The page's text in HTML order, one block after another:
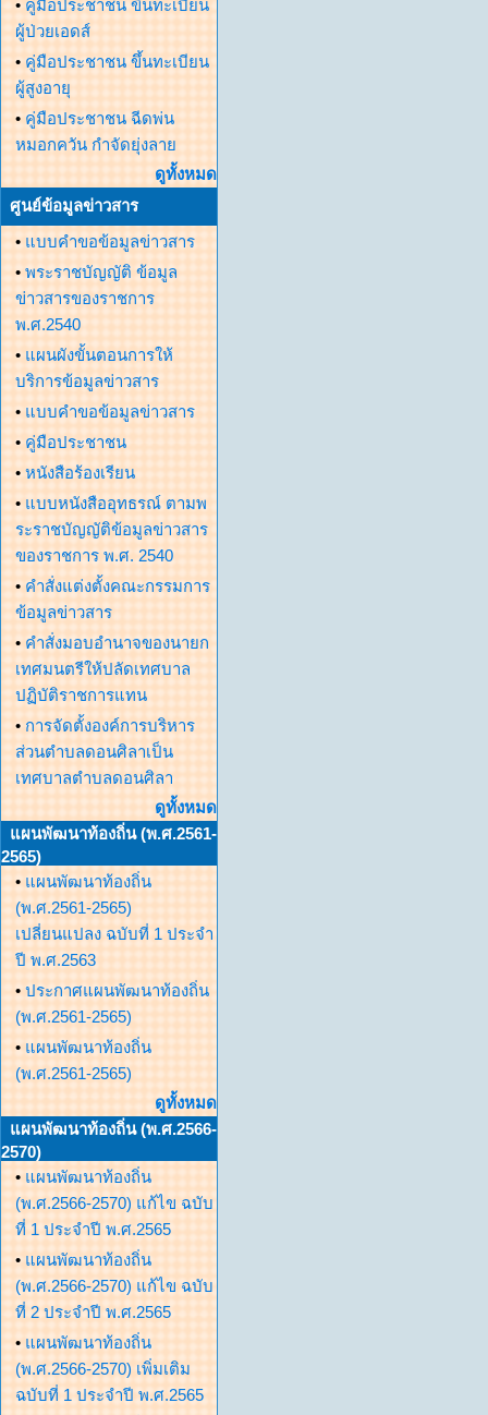
• คู่มือประชาชน ขึ้นทะเบียน
ผู้ป่วยเอดส์
• คู่มือประชาชน ขึ้นทะเบียน
ผู้สูงอายุ
• คู่มือประชาชน ฉีดพ่น
หมอกควัน กำจัดยุ่งลาย
ดูทั้งหมด
ศูนย์ข้อมูลข่าวสาร
• แบบคำขอข้อมูลข่าวสาร
• พระราชบัญญัติ ข้อมูล
ข่าวสารของราชการ
พ.ศ.2540
• แผนผังขั้นตอนการให้
บริการข้อมูลข่าวสาร
• แบบคำขอข้อมูลข่าวสาร
• คู่มือประชาชน
• หนังสือร้องเรียน
• แบบหนังสืออุทธรณ์ ตามพ
ระราชบัญญัติข้อมูลข่าวสาร
ของราชการ พ.ศ. 2540
• คำสั่งแต่งตั้งคณะกรรมการ
ข้อมูลข่าวสาร
• คำสั่งมอบอำนาจของนายก
เทศมนตรีให้ปลัดเทศบาล
ปฏิบัติราชการแทน
• การจัดตั้งองค์การบริหาร
ส่วนตำบลดอนศิลาเป็น
เทศบาลตำบลดอนศิลา
ดูทั้งหมด
แผนพัฒนาท้องถิ่น (พ.ศ.2561-
2565)
• แผนพัฒนาท้องถิ่น
(พ.ศ.2561-2565)
เปลี่ยนแปลง ฉบับที่ 1 ประจำ
ปี พ.ศ.2563
• ประกาศแผนพัฒนาท้องถิ่น
(พ.ศ.2561-2565)
• แผนพัฒนาท้องถิ่น
(พ.ศ.2561-2565)
ดูทั้งหมด
แผนพัฒนาท้องถิ่น (พ.ศ.2566-
2570)
• แผนพัฒนาท้องถิ่น
(พ.ศ.2566-2570) แก้ไข ฉบับ
ที่ 1 ประจำปี พ.ศ.2565
• แผนพัฒนาท้องถิ่น
(พ.ศ.2566-2570) แก้ไข ฉบับ
ที่ 2 ประจำปี พ.ศ.2565
• แผนพัฒนาท้องถิ่น
(พ.ศ.2566-2570) เพิ่มเติม
ฉบับที่ 1 ประจำปี พ.ศ.2565